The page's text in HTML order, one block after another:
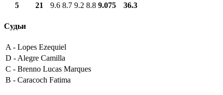
5
21 9.6 8.7 9.2 8.8 9.075 36.3
Судьи
A - Lopes Ezequiel
D - Alegre Camilla
C - Brenno Lucas Marques
B - Caracoch Fatima